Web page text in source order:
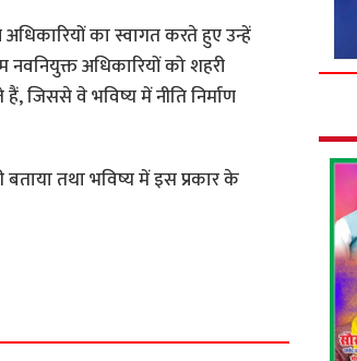
का स्वागत करते हुए उन्हें
अधिकारियों को शहरी
जिससे वे भविष्य में नीति निर्माण
बताया तथा भविष्य में इस प्रकार के